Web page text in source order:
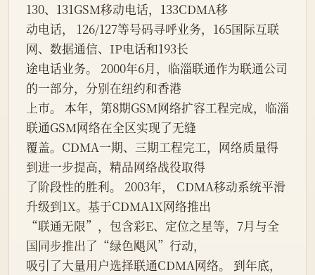
130、131GSM移动电话，133CDMA移
动电话， 126/127等号码寻呼业务，165国际互联
网、数据通信、IP电话和193长
途电话业务。 2000年6月，临淄联通作为联通公司
的一部分，分别在纽约和香港
上市。 本年，第8期GSM网络扩容工程完成，临淄
联通GSM网络在全区实现了无缝
覆盖。CDMA一期、三期工程完工，网络质量得
到进一步提高，精品网络战役取得
了阶段性的胜利。 2003年， CDMA移动系统平滑
升级到1X。基于CDMA1X网络推出
“联通无限”，包含彩E、定位之星等，7月与全
国同步推出了“绿色飓风”行动，
吸引了大量用户选择联通CDMA网络。 到年底，